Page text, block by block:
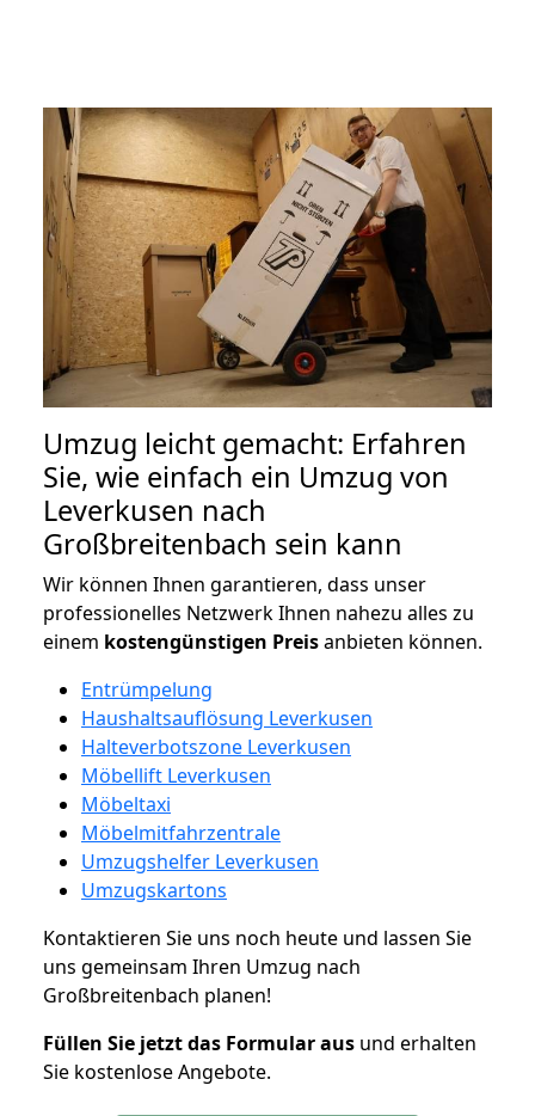
Umzug leicht gemacht: Erfahren
Sie, wie einfach ein Umzug von
Leverkusen nach
Großbreitenbach sein kann
Wir können Ihnen garantieren, dass unser
professionelles Netzwerk Ihnen nahezu alles zu
einem kostengünstigen Preisanbieten können.
Entrümpelung
Haushaltsauflösung Leverkusen
Halteverbotszone Leverkusen
Möbellift Leverkusen
Möbeltaxi
Möbelmitfahrzentrale
Umzugshelfer Leverkusen
Umzugskartons
Kontaktieren Sie uns noch heute und lassen Sie
uns gemeinsam Ihren Umzug nach
Großbreitenbach planen!
Füllen Sie jetzt das Formular aus und erhalten
Sie kostenlose Angebote.